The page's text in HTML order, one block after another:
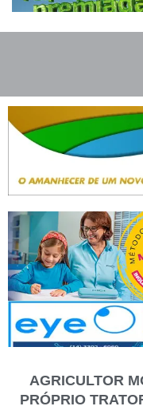
AGRICULTOR
PRÓPRIO